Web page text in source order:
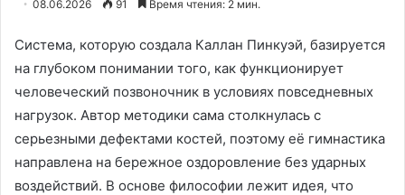
08.06.2026 91 Время чтения: 2 мин.
Система, которую создала Каллан Пинкуэй, базируется
на глубоком понимании того, как функционирует
человеческий позвоночник в условиях повседневных
нагрузок. Автор методики сама столкнулась с
серьезными дефектами костей, поэтому её гимнастика
направлена на бережное оздоровление без ударных
воздействий. В основе философии лежит идея, что